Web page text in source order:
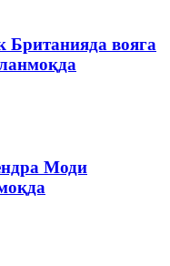
Британияда вояга
Моди